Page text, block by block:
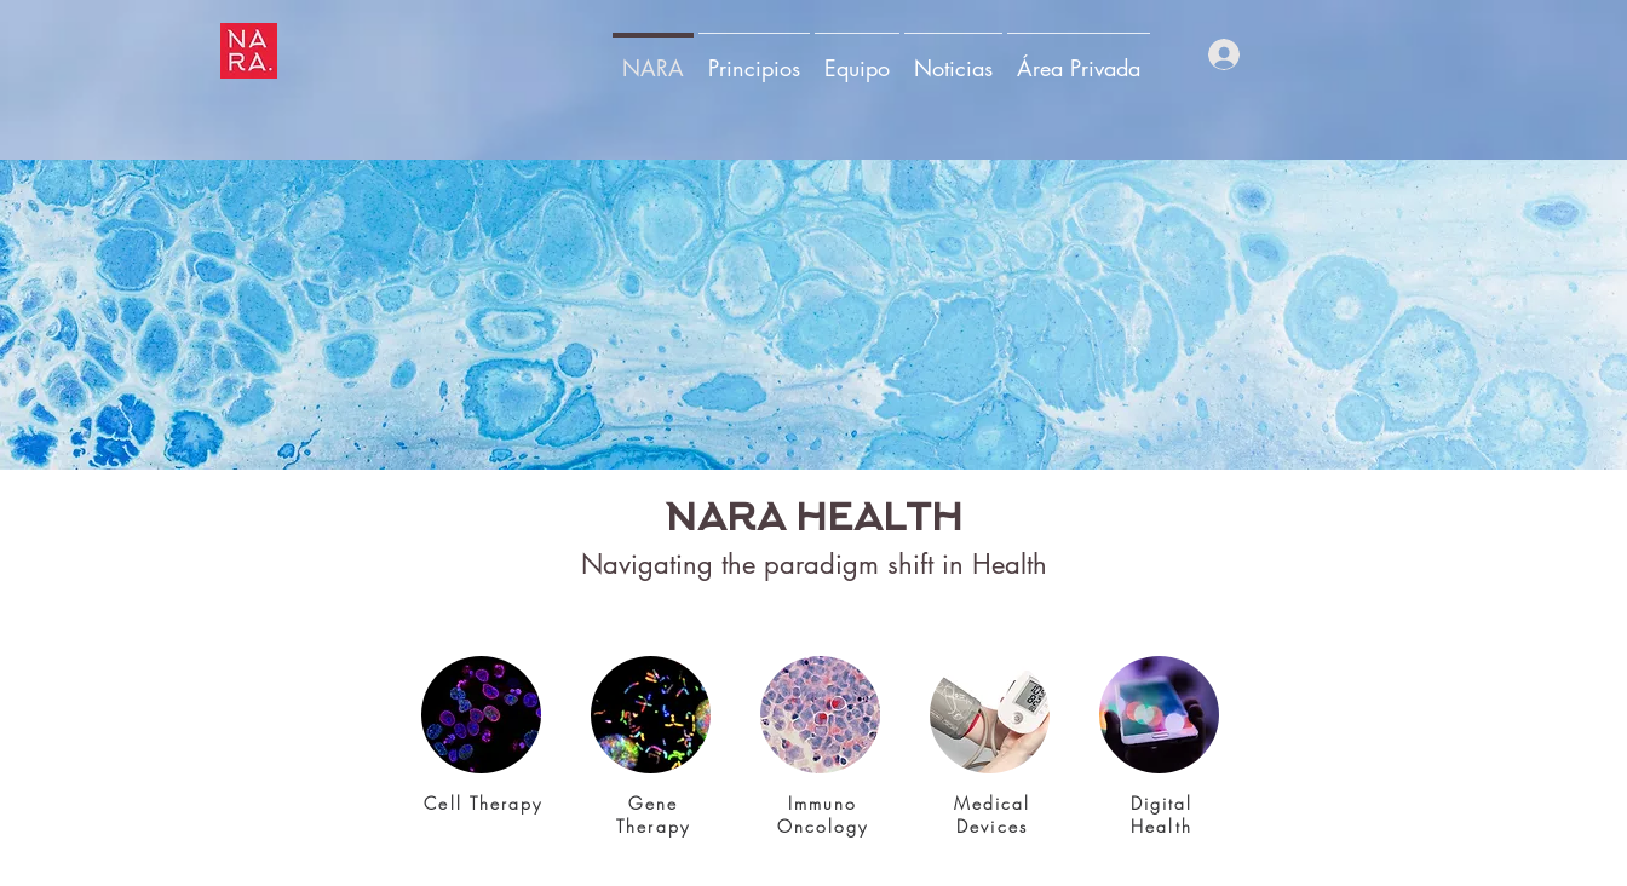
NARA Principios Equipo Noticias Área Privada
NARA HEALTH
Navigating the paradigm shift in Health
Cell Therapy
Gene
Therapy
Immuno
Oncology
Medical
Devices
Digital
Health